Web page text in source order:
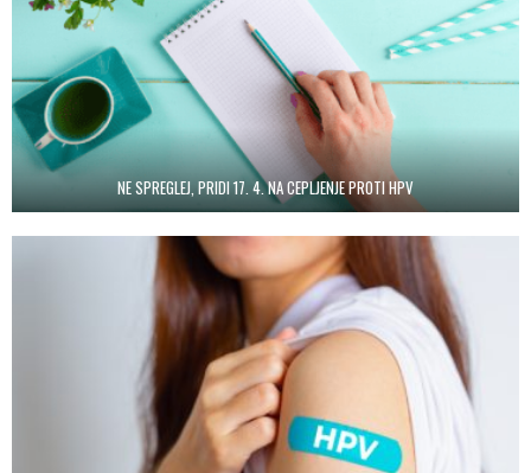
NE SPREGLEJ, PRIDI 17. 4. NA CEPLJENJE PROTI HPV